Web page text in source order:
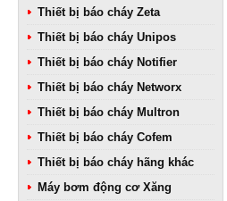
Thiết bị báo cháy Zeta
Thiết bị báo cháy Unipos
Thiết bị báo cháy Notifier
Thiết bị báo cháy Networx
Thiết bị báo cháy Multron
Thiết bị báo cháy Cofem
Thiết bị báo cháy hãng khác
Máy bơm động cơ Xăng